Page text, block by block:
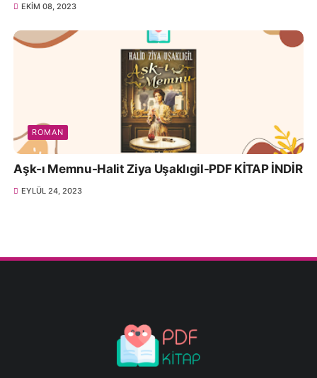
EKIM 08, 2023
ROMAN
Aşk-ı Memnu-Halit Ziya Uşaklıgil-PDF KİTAP İNDİR
EYLÜL 24, 2023